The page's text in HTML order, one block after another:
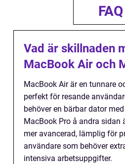
FAQ
Vad är skillnaden
MacBook Air och
MacBook Air är en tunnare
perfekt för resande
behöver en bärbar dator
MacBook Pro å andra sidan
mer avancerad, lämplig för
användare som behöver
intensiva arbetsuppgifter.